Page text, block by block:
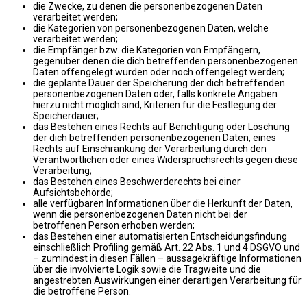
die Zwecke, zu denen die personenbezogenen Daten
verarbeitet werden;
die Kategorien von personenbezogenen Daten, welche
verarbeitet werden;
die Empfänger bzw. die Kategorien von Empfängern,
gegenüber denen die dich betreffenden personenbezogenen
Daten offengelegt wurden oder noch offengelegt werden;
die geplante Dauer der Speicherung der dich betreffenden
personenbezogenen Daten oder, falls konkrete Angaben
hierzu nicht möglich sind, Kriterien für die Festlegung der
Speicherdauer;
das Bestehen eines Rechts auf Berichtigung oder Löschung
der dich betreffenden personenbezogenen Daten, eines
Rechts auf Einschränkung der Verarbeitung durch den
Verantwortlichen oder eines Widerspruchsrechts gegen diese
Verarbeitung;
das Bestehen eines Beschwerderechts bei einer
Aufsichtsbehörde;
alle verfügbaren Informationen über die Herkunft der Daten,
wenn die personenbezogenen Daten nicht bei der
betroffenen Person erhoben werden;
das Bestehen einer automatisierten Entscheidungsfindung
einschließlich Profiling gemäß Art. 22 Abs. 1 und 4 DSGVO und
– zumindest in diesen Fällen – aussagekräftige Informationen
über die involvierte Logik sowie die Tragweite und die
angestrebten Auswirkungen einer derartigen Verarbeitung für
die betroffene Person.